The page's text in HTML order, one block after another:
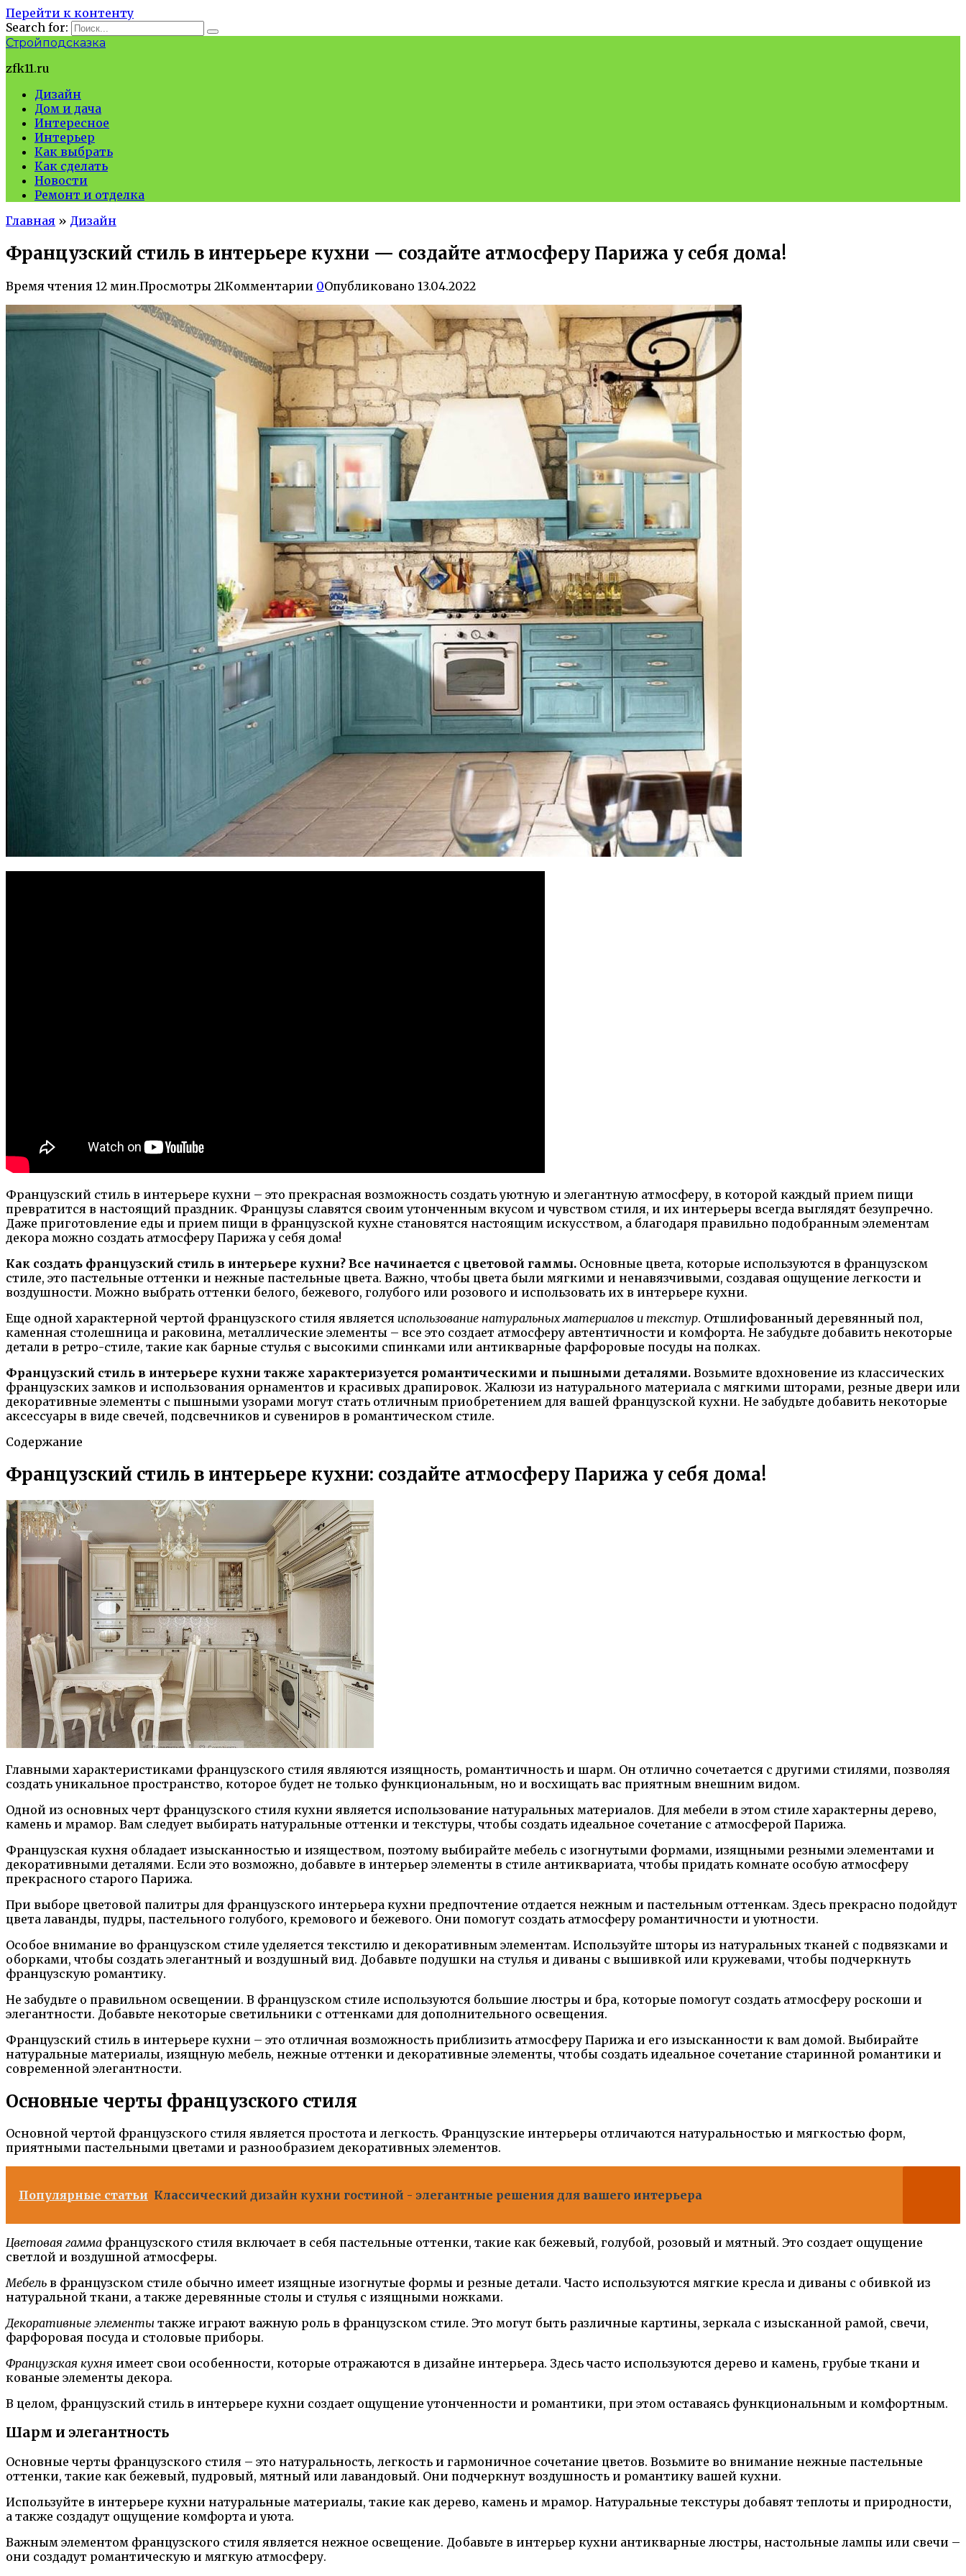
Перейти к контенту
Search for:
Стройподсказка
zfk11.ru
Дизайн
Дом и дача
Интересное
Интерьер
Как выбрать
Как сделать
Новости
Ремонт и отделка
Главная » Дизайн
Французский стиль в интерьере кухни — создайте атмосферу Парижа у себя дома!
Время чтения 12 мин.Просмотры 21Комментарии 0Опубликовано 13.04.2022
Французский стиль в интерьере кухни – это прекрасная возможность создать уютную и элегантную атмосферу, в которой каждый прием пищи
превратится в настоящий праздник. Французы славятся своим утонченным вкусом и чувством стиля, и их интерьеры всегда выглядят безупречно.
Даже приготовление еды и прием пищи в французской кухне становятся настоящим искусством, а благодаря правильно подобранным элементам
декора можно создать атмосферу Парижа у себя дома!
Как создать французский стиль в интерьере кухни? Все начинается с цветовой гаммы. Основные цвета, которые используются в французском
стиле, это пастельные оттенки и нежные пастельные цвета. Важно, чтобы цвета были мягкими и ненавязчивыми, создавая ощущение легкости и
воздушности. Можно выбрать оттенки белого, бежевого, голубого или розового и использовать их в интерьере кухни.
Еще одной характерной чертой французского стиля является использование натуральных материалов и текстур. Отшлифованный деревянный пол,
каменная столешница и раковина, металлические элементы – все это создает атмосферу автентичности и комфорта. Не забудьте добавить некоторые
детали в ретро-стиле, такие как барные стулья с высокими спинками или антикварные фарфоровые посуды на полках.
Французский стиль в интерьере кухни также характеризуется романтическими и пышными деталями. Возьмите вдохновение из классических
французских замков и использования орнаментов и красивых драпировок. Жалюзи из натурального материала с мягкими шторами, резные двери или
декоративные элементы с пышными узорами могут стать отличным приобретением для вашей французской кухни. Не забудьте добавить некоторые
аксессуары в виде свечей, подсвечников и сувениров в романтическом стиле.
Содержание
Французский стиль в интерьере кухни: создайте атмосферу Парижа у себя дома!
Главными характеристиками французского стиля являются изящность, романтичность и шарм. Он отлично сочетается с другими стилями, позволяя
создать уникальное пространство, которое будет не только функциональным, но и восхищать вас приятным внешним видом.
Одной из основных черт французского стиля кухни является использование натуральных материалов. Для мебели в этом стиле характерны дерево,
камень и мрамор. Вам следует выбирать натуральные оттенки и текстуры, чтобы создать идеальное сочетание с атмосферой Парижа.
Французская кухня обладает изысканностью и изяществом, поэтому выбирайте мебель с изогнутыми формами, изящными резными элементами и
декоративными деталями. Если это возможно, добавьте в интерьер элементы в стиле антиквариата, чтобы придать комнате особую атмосферу
прекрасного старого Парижа.
При выборе цветовой палитры для французского интерьера кухни предпочтение отдается нежным и пастельным оттенкам. Здесь прекрасно подойдут
цвета лаванды, пудры, пастельного голубого, кремового и бежевого. Они помогут создать атмосферу романтичности и уютности.
Особое внимание во французском стиле уделяется текстилю и декоративным элементам. Используйте шторы из натуральных тканей с подвязками и
оборками, чтобы создать элегантный и воздушный вид. Добавьте подушки на стулья и диваны с вышивкой или кружевами, чтобы подчеркнуть
французскую романтику.
Не забудьте о правильном освещении. В французском стиле используются большие люстры и бра, которые помогут создать атмосферу роскоши и
элегантности. Добавьте некоторые светильники с оттенками для дополнительного освещения.
Французский стиль в интерьере кухни – это отличная возможность приблизить атмосферу Парижа и его изысканности к вам домой. Выбирайте
натуральные материалы, изящную мебель, нежные оттенки и декоративные элементы, чтобы создать идеальное сочетание старинной романтики и
современной элегантности.
Основные черты французского стиля
Основной чертой французского стиля является простота и легкость. Французские интерьеры отличаются натуральностью и мягкостью форм,
приятными пастельными цветами и разнообразием декоративных элементов.
Популярные статьи Классический дизайн кухни гостиной - элегантные решения для вашего интерьера
Цветовая гамма французского стиля включает в себя пастельные оттенки, такие как бежевый, голубой, розовый и мятный. Это создает ощущение
светлой и воздушной атмосферы.
Мебель в французском стиле обычно имеет изящные изогнутые формы и резные детали. Часто используются мягкие кресла и диваны с обивкой из
натуральной ткани, а также деревянные столы и стулья с изящными ножками.
Декоративные элементы также играют важную роль в французском стиле. Это могут быть различные картины, зеркала с изысканной рамой, свечи,
фарфоровая посуда и столовые приборы.
Французская кухня имеет свои особенности, которые отражаются в дизайне интерьера. Здесь часто используются дерево и камень, грубые ткани и
кованые элементы декора.
В целом, французский стиль в интерьере кухни создает ощущение утонченности и романтики, при этом оставаясь функциональным и комфортным.
Шарм и элегантность
Основные черты французского стиля – это натуральность, легкость и гармоничное сочетание цветов. Возьмите во внимание нежные пастельные
оттенки, такие как бежевый, пудровый, мятный или лавандовый. Они подчеркнут воздушность и романтику вашей кухни.
Используйте в интерьере кухни натуральные материалы, такие как дерево, камень и мрамор. Натуральные текстуры добавят теплоты и природности,
а также создадут ощущение комфорта и уюта.
Важным элементом французского стиля является нежное освещение. Добавьте в интерьер кухни антикварные люстры, настольные лампы или свечи –
они создадут романтическую и мягкую атмосферу.